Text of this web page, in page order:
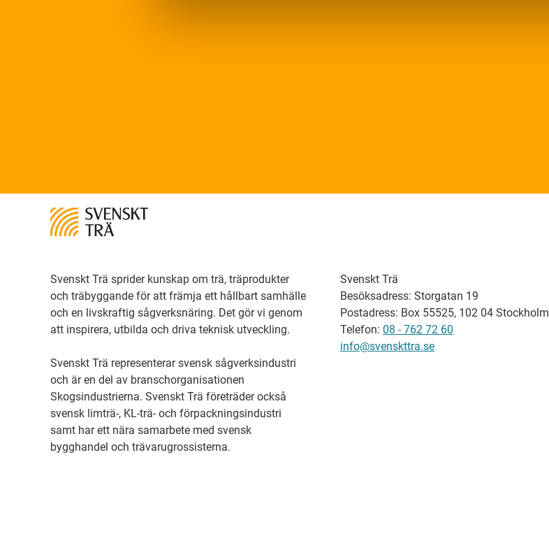
Svenskt Trä sprider kunskap om trä, träprodukter
och träbyggande för att främja ett hållbart samhälle
och en livskraftig sågverksnäring. Det gör vi genom
att inspirera, utbilda och driva teknisk utveckling.
Svenskt Trä representerar svensk sågverksindustri
och är en del av branschorganisationen
Skogsindustrierna. Svenskt Trä företräder också
svensk limträ-, KL-trä- och förpackningsindustri
samt har ett nära samarbete med svensk
bygghandel och trävarugrossisterna.
Svenskt Trä
Besöksadress: Storgatan 19
Postadress: Box 55525, 102 04 Stockholm
Telefon: 08 - 762 72 60
info@svenskttra.se